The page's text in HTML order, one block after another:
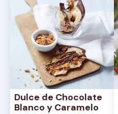
Dulce de Chocolate
Blanco y Caramelo